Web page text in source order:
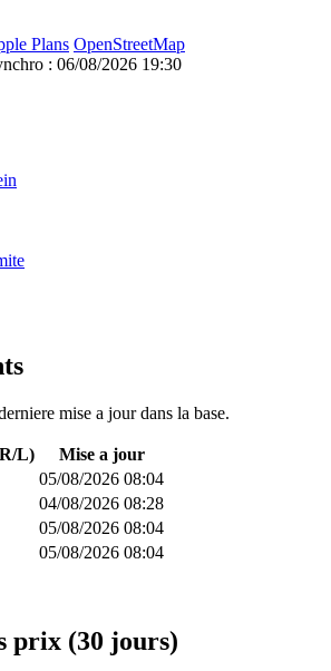
Plans OpenStreetMap
: 06/08/2026 19:30
mise a jour dans la base.
L)
Mise a jour
05/08/2026 08:04
04/08/2026 08:28
05/08/2026 08:04
05/08/2026 08:04
prix (30 jours)